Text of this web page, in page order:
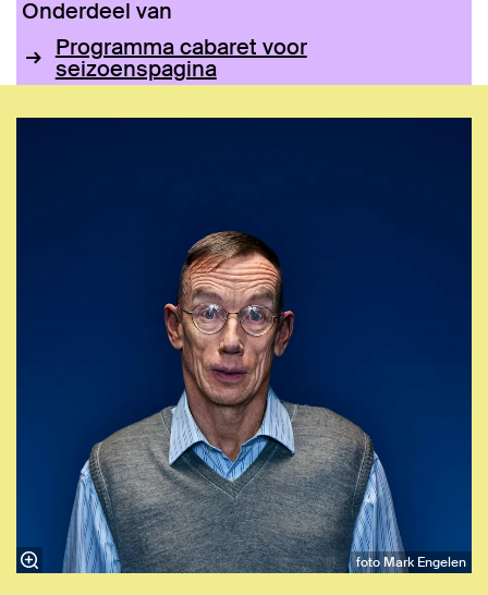
Onderdeel van
Programma cabaret voor
seizoenspagina
foto Mark Engelen